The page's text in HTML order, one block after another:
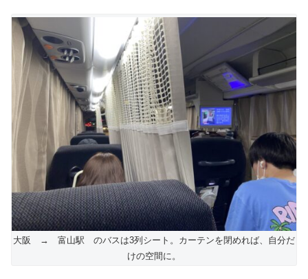
大阪 → 富山駅 のバスは3列シート。カーテンを閉めれば、自分だ
けの空間に。